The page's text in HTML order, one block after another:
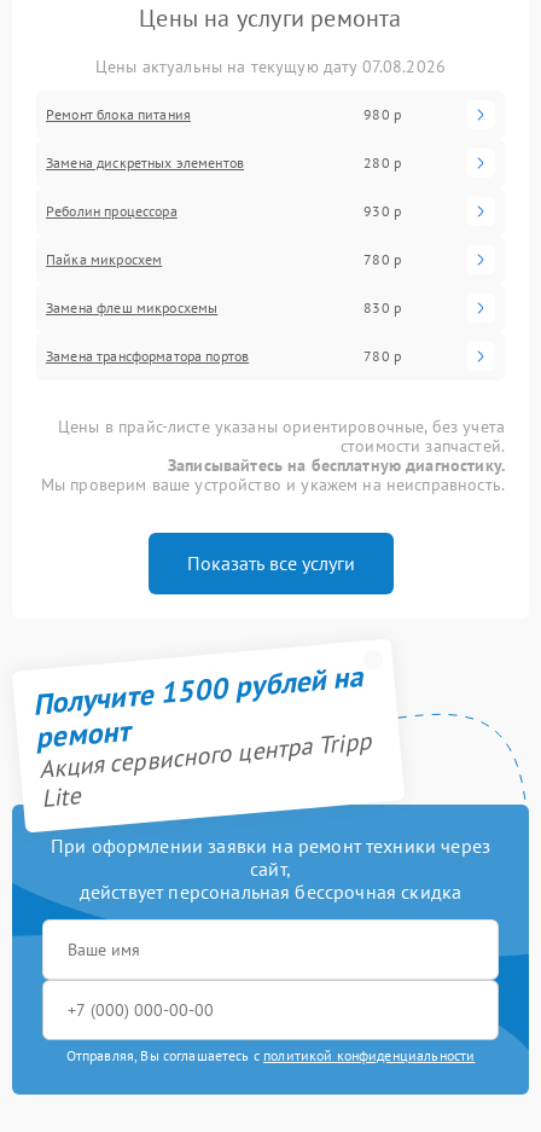
Цены на услуги ремонта
Цены актуальны на текущую дату 07.08.2026
Ремонт блока питания 980 р
Замена дискретных элементов 280 р
Реболин процессора 930 р
Пайка микросхем 780 р
Замена флеш микросхемы 830 р
Замена трансформатора портов 780 р
Цены в прайс-листе указаны ориентировочные, без учета
стоимости запчастей.
Записывайтесь на бесплатную диагностику.
Мы проверим ваше устройство и укажем на неисправность.
Показать все услуги
Получите 1500 рублей на
ремонт
Акция сервисного центра Tripp
Lite
При оформлении заявки на ремонт техники через
сайт,
действует персональная бессрочная скидка
Отправляя, Вы соглашаетесь с политикой конфиденциальности